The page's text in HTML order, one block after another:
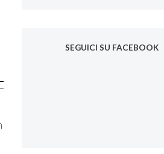
SEGUICI SU FACEBOOK